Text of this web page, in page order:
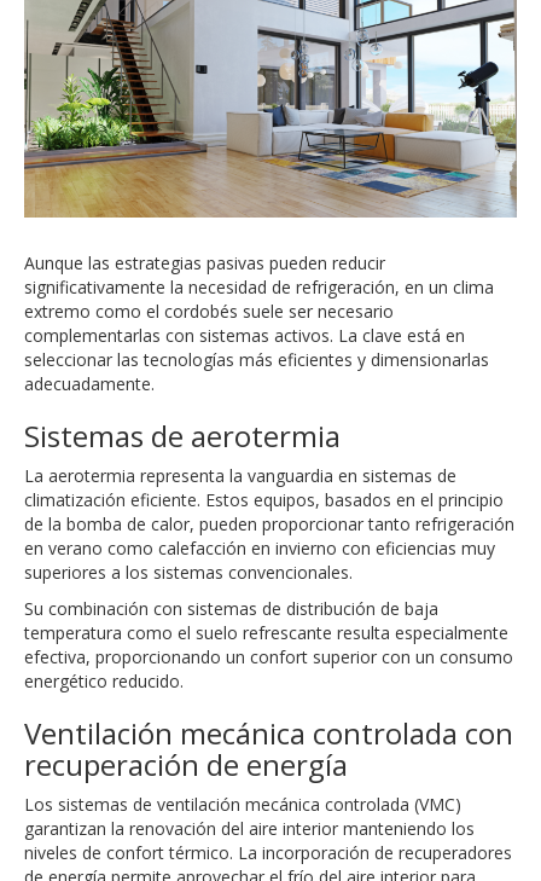
Aunque las estrategias pasivas pueden reducir
significativamente la necesidad de refrigeración, en un clima
extremo como el cordobés suele ser necesario
complementarlas con sistemas activos. La clave está en
seleccionar las tecnologías más eficientes y dimensionarlas
adecuadamente.
Sistemas de aerotermia
La aerotermia representa la vanguardia en sistemas de
climatización eficiente. Estos equipos, basados en el principio
de la bomba de calor, pueden proporcionar tanto refrigeración
en verano como calefacción en invierno con eficiencias muy
superiores a los sistemas convencionales.
Su combinación con sistemas de distribución de baja
temperatura como el suelo refrescante resulta especialmente
efectiva, proporcionando un confort superior con un consumo
energético reducido.
Ventilación mecánica controlada con
recuperación de energía
Los sistemas de ventilación mecánica controlada (VMC)
garantizan la renovación del aire interior manteniendo los
niveles de confort térmico. La incorporación de recuperadores